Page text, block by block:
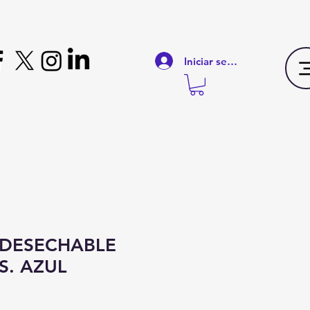
Iniciar sesión
AZUL